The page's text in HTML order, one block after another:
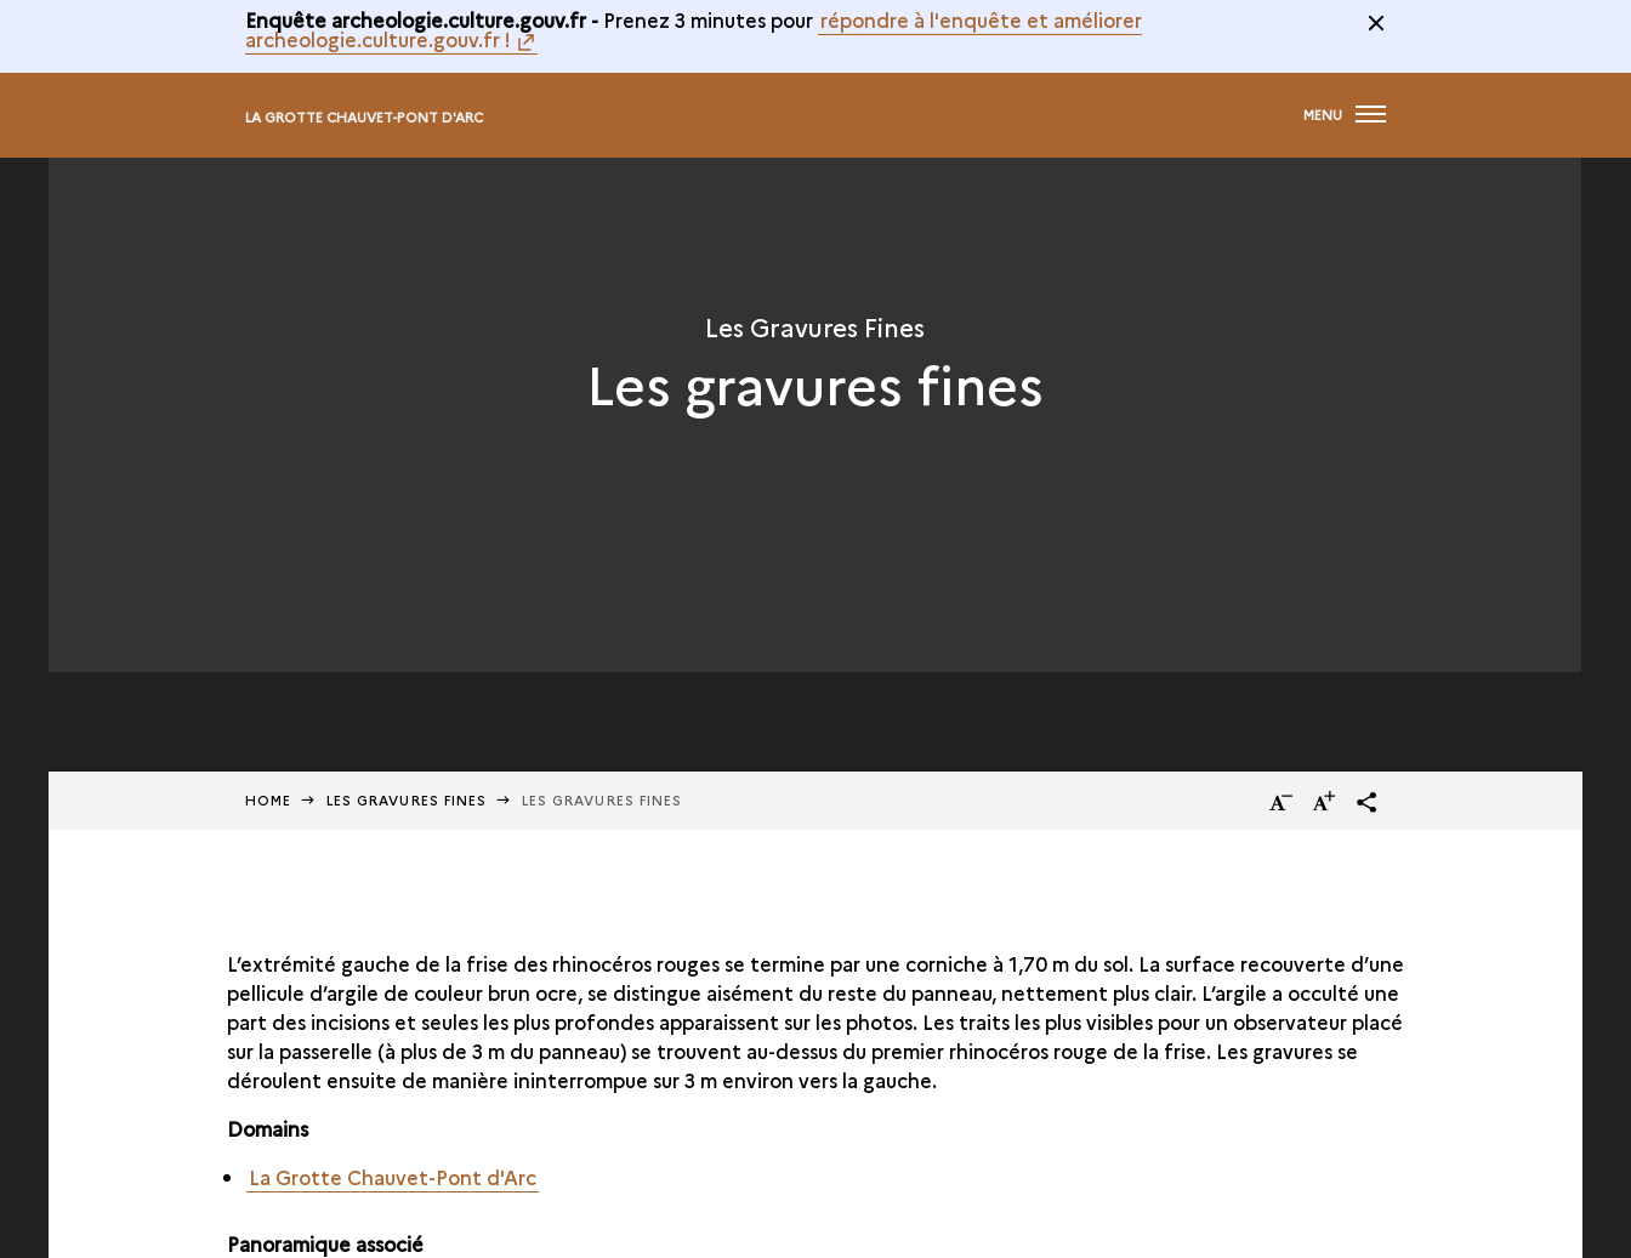
Enquête archeologie.culture.gouv.fr - Prenez 3 minutes pour répondre à l'enquête et améliorer
archeologie.culture.gouv.fr !
LA GROTTE CHAUVET-PONT D'ARC MENU
Les Gravures Fines
Les gravures fines
HOME LES GRAVURES FINES LES GRAVURES FINES
Réduire
texte
Augmenter
texte
terms_trans.social.share
L’extrémité gauche de la frise des rhinocéros rouges se termine par une corniche à 1,70 m du sol. La surface recouverte d’une
pellicule d’argile de couleur brun ocre, se distingue aisément du reste du panneau, nettement plus clair. L’argile a occulté une
part des incisions et seules les plus profondes apparaissent sur les photos. Les traits les plus visibles pour un observateur placé
sur la passerelle (à plus de 3 m du panneau) se trouvent au-dessus du premier rhinocéros rouge de la frise. Les gravures se
déroulent ensuite de manière ininterrompue sur 3 m environ vers la gauche.
Domains
La Grotte Chauvet-Pont d'Arc
Panoramique associé